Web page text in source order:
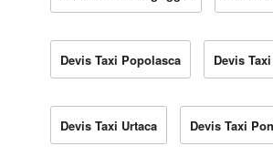
Devis Taxi Popolasca Devis
Devis Taxi Urtaca Devis Taxi